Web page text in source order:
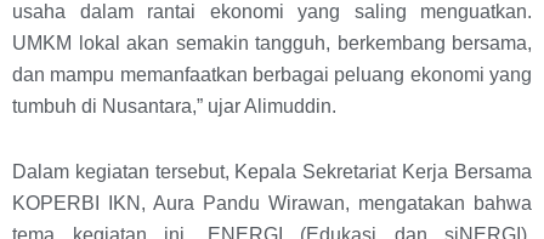
usaha dalam rantai ekonomi yang saling menguatkan.
UMKM lokal akan semakin tangguh, berkembang bersama,
dan mampu memanfaatkan berbagai peluang ekonomi yang
tumbuh di Nusantara,” ujar Alimuddin.
Dalam kegiatan tersebut, Kepala Sekretariat Kerja Bersama
KOPERBI IKN, Aura Pandu Wirawan, mengatakan bahwa
tema kegiatan ini, ENERGI (Edukasi dan siNERGI),